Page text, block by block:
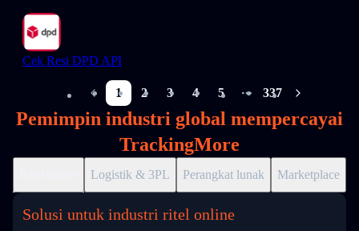
Cek Resi DPD API
1 2 3 4 5
More pages
337
Pemimpin industri global mempercayai
TrackingMore
Logistik & 3PL Perangkat lunak Marketplace
Solusi untuk industri ritel online